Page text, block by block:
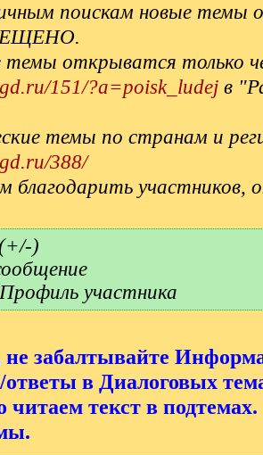
поискам новые темы
открыватся только
151/?a=poisk_ludej в
темы по странам и
388/
благодарить участников,
)
участника
не забалтывайте
в Диалоговых
читаем текст в